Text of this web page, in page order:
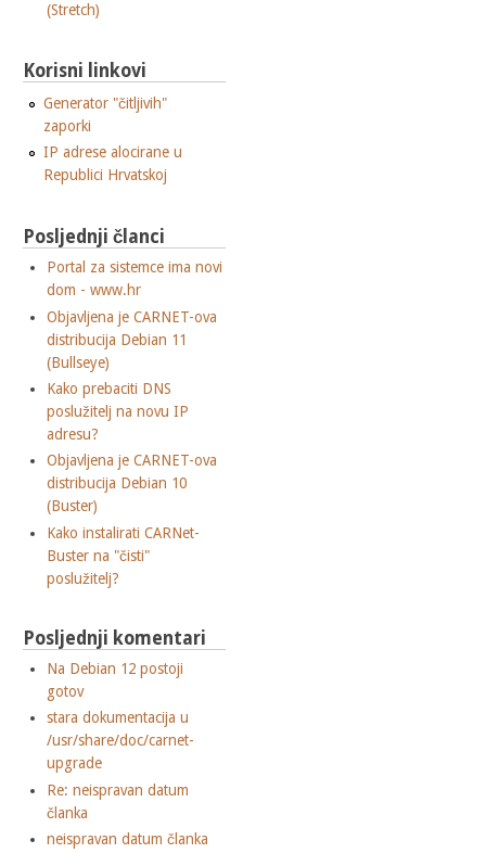
(Stretch)
Korisni linkovi
Generator "čitljivih"
zaporki
IP adrese alocirane u
Republici Hrvatskoj
Posljednji članci
Portal za sistemce ima novi
dom - www.hr
Objavljena je CARNET-ova
distribucija Debian 11
(Bullseye)
Kako prebaciti DNS
poslužitelj na novu IP
adresu?
Objavljena je CARNET-ova
distribucija Debian 10
(Buster)
Kako instalirati CARNet-
Buster na "čisti"
poslužitelj?
Posljednji komentari
Na Debian 12 postoji
gotov
stara dokumentacija u
/usr/share/doc/carnet-
upgrade
Re: neispravan datum
članka
neispravan datum članka